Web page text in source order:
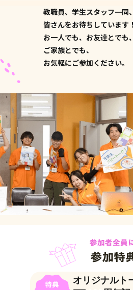
教職員、学生スタッフ一同、
皆さんをお待ちしています！
お一人でも、お友達とでも、
ご家族とでも、
お気軽にご参加ください。
オリジナルト